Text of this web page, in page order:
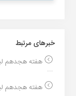
خبر‌های مرتبط
...
هفته هجدهم لیگ